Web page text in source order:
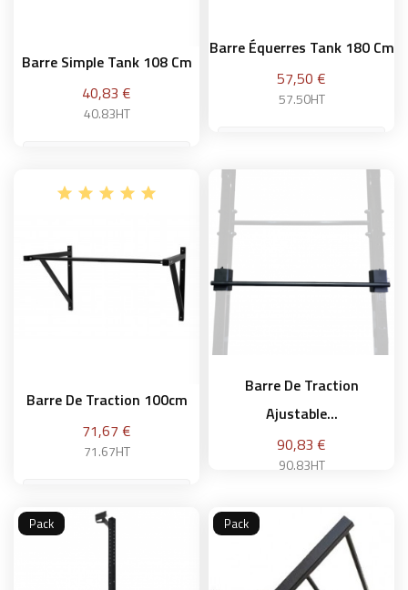
Barre Simple Tank 108 Cm
Prix
40,83 €
40.83HT
Barre Équerres Tank 180 Cm
Prix
57,50 €
57.50HT
Barre De Traction 100cm
Prix
71,67 €
71.67HT
Ajouter au panier
Barre De Traction
Ajustable...
Prix
90,83 €
90.83HT
Ajouter au panier
Pack Pack